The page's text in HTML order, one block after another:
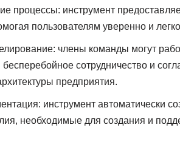
процессы: инструмент
пользователям уверенно и
члены команды могут
сотрудничество и
предприятия.
инструмент автоматически
необходимые для создания и